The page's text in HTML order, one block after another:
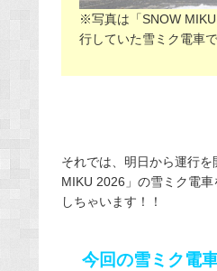
※写真は「SNOW
行していた雪ミク電車で
それでは、明日から運行を
MIKU 2026」の雪ミク電
しちゃいます！！
今回の雪ミク電